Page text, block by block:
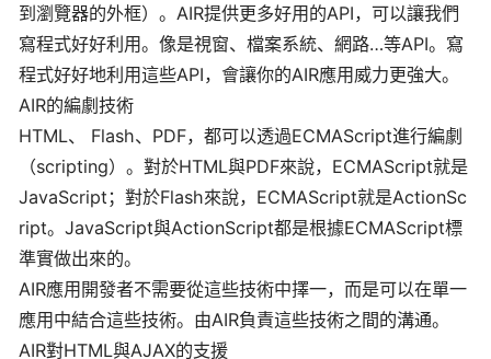
到瀏覽器的外框）。AIR提供更多好用的API，可以讓我們
寫程式好好利用。像是視窗、檔案系統、網路…等API。寫
程式好好地利用這些API，會讓你的AIR應用威力更強大。
AIR的編劇技術
HTML、 Flash、PDF，都可以透過ECMAScript進行編劇
（scripting）。對於HTML與PDF來說，ECMAScript就是
JavaScript；對於Flash來說，ECMAScript就是ActionSc
ript。JavaScript與ActionScript都是根據ECMAScript標
準實做出來的。
AIR應用開發者不需要從這些技術中擇一，而是可以在單一
應用中結合這些技術。由AIR負責這些技術之間的溝通。
AIR對HTML與AJAX的支援